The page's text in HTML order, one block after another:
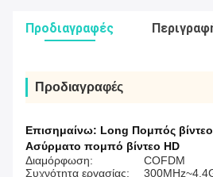
Προδιαγραφές
Προδιαγραφές
Επισημαίνω: Long Πομπός
Ασύρματο πομπό βίντεο HD
Διαμόρφωση:
COFDM
Συχνότητα εργασίας: